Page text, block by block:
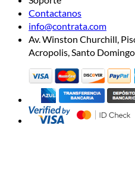
Contactanos
info@contrata.com
Av. Winston Churchill,
Acropolis, Santo